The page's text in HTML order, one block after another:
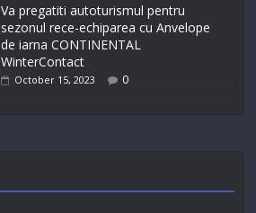
Va pregatiti autoturismul pentru
sezonul rece-echiparea cu Anvelope
de iarna CONTINENTAL
WinterContact
October 15, 2023 0